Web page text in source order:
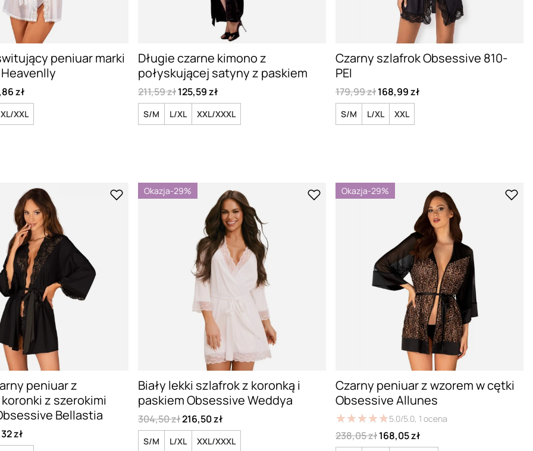
peniuar marki
zł
XL/XXL
Długie czarne kimono z
połyskującej satyny z paskiem
211,59 zł125,59 zł
S/M L/XL XXL/XXXL
Czarny szlafrok Obsessive 810-
PEI
179,99 zł168,99 zł
S/M L/XL XXL
peniuar z
z szerokimi
Bellastia
zł
Okazja-29%
Biały lekki szlafrok z koronką i
paskiem Obsessive Weddya
304,50 zł216,50 zł
S/M L/XL XXL/XXXL
Okazja-29%
Czarny peniuar z wzorem w cętki
Obsessive Allunes
★★★★★
★★★★★5.0/5.0, 1 ocena
238,05 zł168,05 zł